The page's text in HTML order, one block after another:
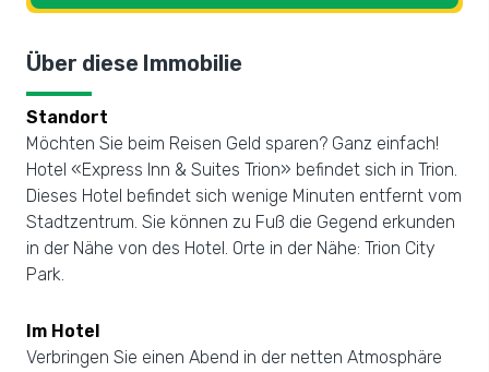
Über diese Immobilie
Standort
Möchten Sie beim Reisen Geld sparen? Ganz einfach!
Hotel «Express Inn & Suites Trion» befindet sich in Trion.
Dieses Hotel befindet sich wenige Minuten entfernt vom
Stadtzentrum. Sie können zu Fuß die Gegend erkunden
in der Nähe von des Hotel. Orte in der Nähe: Trion City
Park.
Im Hotel
Verbringen Sie einen Abend in der netten Atmosphäre